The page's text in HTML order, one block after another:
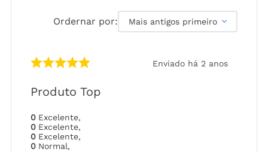
Ordernar por: Mais antigos primeiro
Enviado há 2 anos
Produto Top
0 Excelente,
0 Excelente,
0 Excelente,
0 Normal,